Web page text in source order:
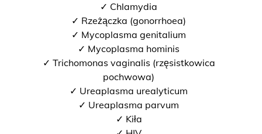
✓ Chlamydia
✓ Rzeżączka (gonorrhoea)
✓ Mycoplasma genitalium
✓ Mycoplasma hominis
✓ Trichomonas vaginalis (rzęsistkowica
pochwowa)
✓ Ureaplasma urealyticum
✓ Ureaplasma parvum
✓ Kiła